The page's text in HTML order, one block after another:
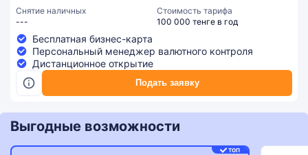
Снятие наличных
---
Стоимость тарифа
100 000 тенге в год
Бесплатная бизнес-карта
Персональный менеджер валютного контроля
Дистанционное открытие
Подать заявку
Выгодные возможности
ТОП